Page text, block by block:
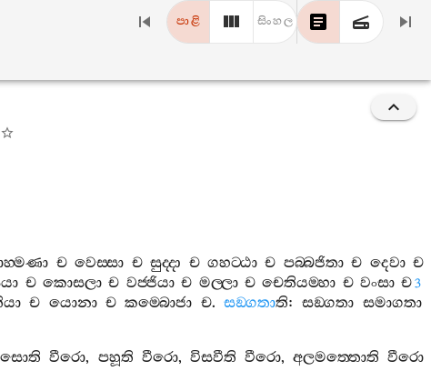
පාළි සිංහල
ච වෙස‍්සා ච සුද‍්දා ච ගහට‍්ඨා ච පබ‍්බජිතා ච දෙවා ච
ච කොසලා ච වජ‍්ජියා ච මල‍්ලා ච චෙතියම‍්හා ච වංසා ච3
ච යොනා ච කම‍්බොජා ච. සඞ‍්ගතාති:සඞ‍්ගතා සමාගතා
සොති වීරො, පහූති වීරො, විසවීති වීරො, අලමත‍්තොති වීරො